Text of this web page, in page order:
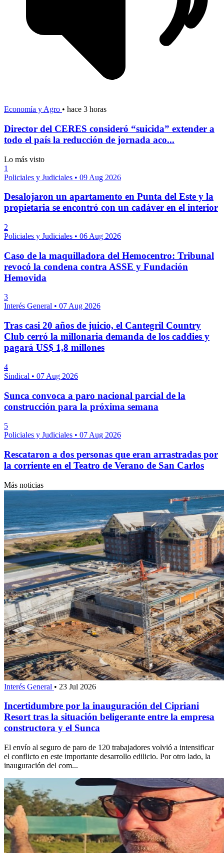
Economía y Agro • hace 3 horas
Director del CERES consideró “suicida” extender a
todo el país la reducción de jornada aco...
Lo más visto
1
Policiales y Judiciales • 09 Aug 2026
Desalojaron un apartamento en Punta del Este y la
propietaria se encontró con un cadáver en el interior
2
Policiales y Judiciales • 06 Aug 2026
Caso de la maquilladora del Hemocentro: Tribunal
revocó la condena contra ASSE y Fundación
Hemovida
3
Interés General • 07 Aug 2026
Tras casi 20 años de juicio, el Cantegril Country
Club cerró la millonaria demanda de los caddies y
pagará US$ 1,8 millones
4
Sindical • 07 Aug 2026
Sunca convoca a paro nacional parcial de la
construcción para la próxima semana
5
Policiales y Judiciales • 07 Aug 2026
Rescataron a dos personas que eran arrastradas por
la corriente en el Teatro de Verano de San Carlos
Más noticias
Interés General • 23 Jul 2026
Incertidumbre por la inauguración del Cipriani
Resort tras la situación beligerante entre la empresa
constructora y el Sunca
El envío al seguro de paro de 120 trabajadores volvió a intensificar
el conflicto en este importante desarrollo edilicio. Por otro lado, la
inauguración del com...